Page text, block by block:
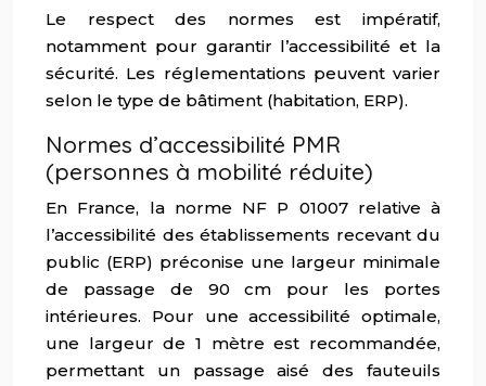
Le respect des normes est impératif,
notamment pour garantir l’accessibilité et la
sécurité. Les réglementations peuvent varier
selon le type de bâtiment (habitation, ERP).
Normes d’accessibilité PMR
(personnes à mobilité réduite)
En France, la norme NF P 01007 relative à
l’accessibilité des établissements recevant du
public (ERP) préconise une largeur minimale
de passage de 90 cm pour les portes
intérieures. Pour une accessibilité optimale,
une largeur de 1 mètre est recommandée,
permettant un passage aisé des fauteuils